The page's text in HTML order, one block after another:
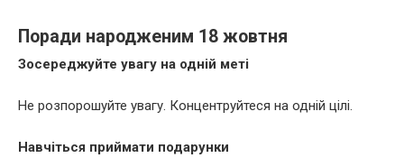
Поради народженим 18 жовтня
Зосереджуйте увагу на одній меті
Не розпорошуйте увагу. Концентруйтеся на одній цілі.
Навчіться приймати подарунки